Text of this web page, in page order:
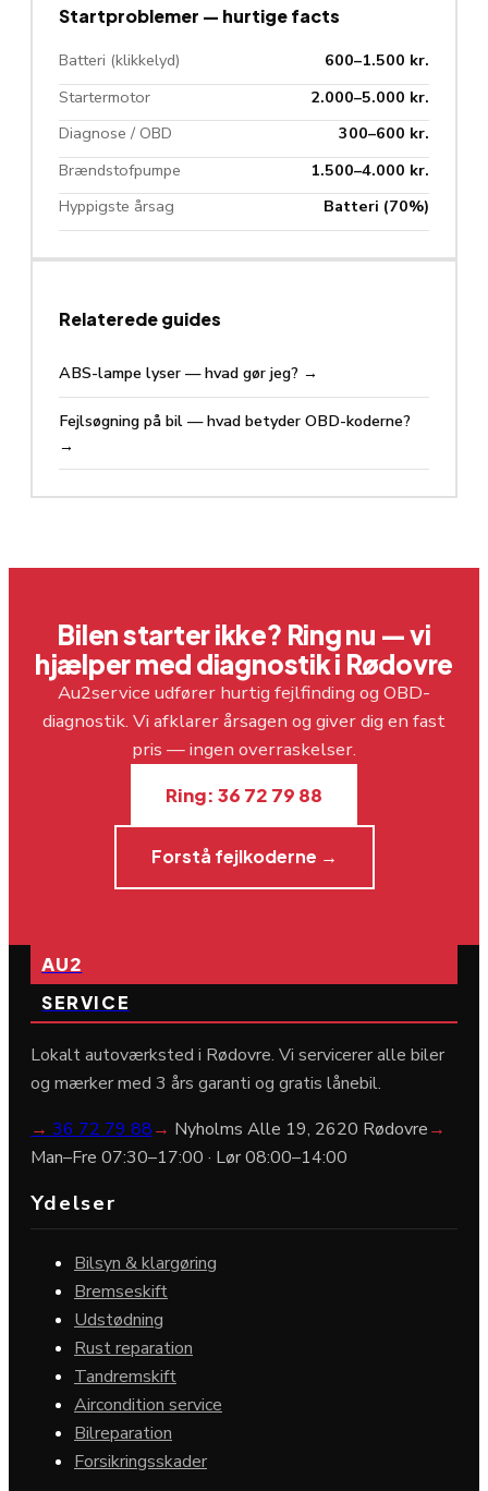
Startproblemer — hurtige facts
Batteri (klikkelyd)
600–1.500 kr.
Startermotor
2.000–5.000 kr.
Diagnose / OBD
300–600 kr.
Brændstofpumpe
1.500–4.000 kr.
Hyppigste årsag
Batteri (70%)
Relaterede guides
ABS-lampe lyser — hvad gør jeg? →
Fejlsøgning på bil — hvad betyder OBD-koderne?
→
Bilen starter ikke? Ring nu — vi
hjælper med diagnostik i Rødovre
Au2service udfører hurtig fejlfinding og OBD-
diagnostik. Vi afklarer årsagen og giver dig en fast
pris — ingen overraskelser.
Ring: 36 72 79 88
Forstå fejlkoderne →
AU2
SERVICE
Lokalt autoværksted i Rødovre. Vi servicerer alle biler
og mærker med 3 års garanti og gratis lånebil.
→ 36 72 79 88→ Nyholms Alle 19, 2620 Rødovre→
Man–Fre 07:30–17:00 · Lør 08:00–14:00
Ydelser
Bilsyn & klargøring
Bremseskift
Udstødning
Rust reparation
Tandremskift
Aircondition service
Bilreparation
Forsikringsskader